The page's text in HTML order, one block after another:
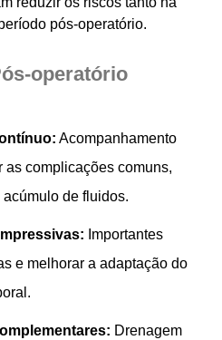
pós-operatório.
operatório
Acompanhamento
as complicações comuns,
de fluidos.
Importantes
e melhorar a adaptação do
Drenagem